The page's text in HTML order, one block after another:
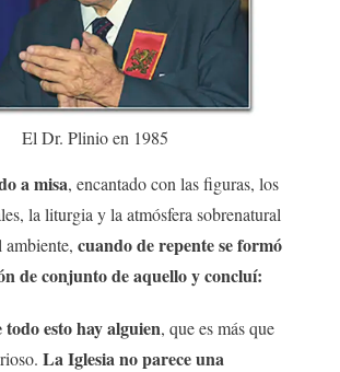
El Dr. Plinio en 1985
a misa, encantado con las figuras, los
la liturgia y la atmósfera sobrenatural
ambiente, cuando de repente se formó
de conjunto de aquello y concluí:
esto hay alguien, que es más que
La Iglesia no parece una